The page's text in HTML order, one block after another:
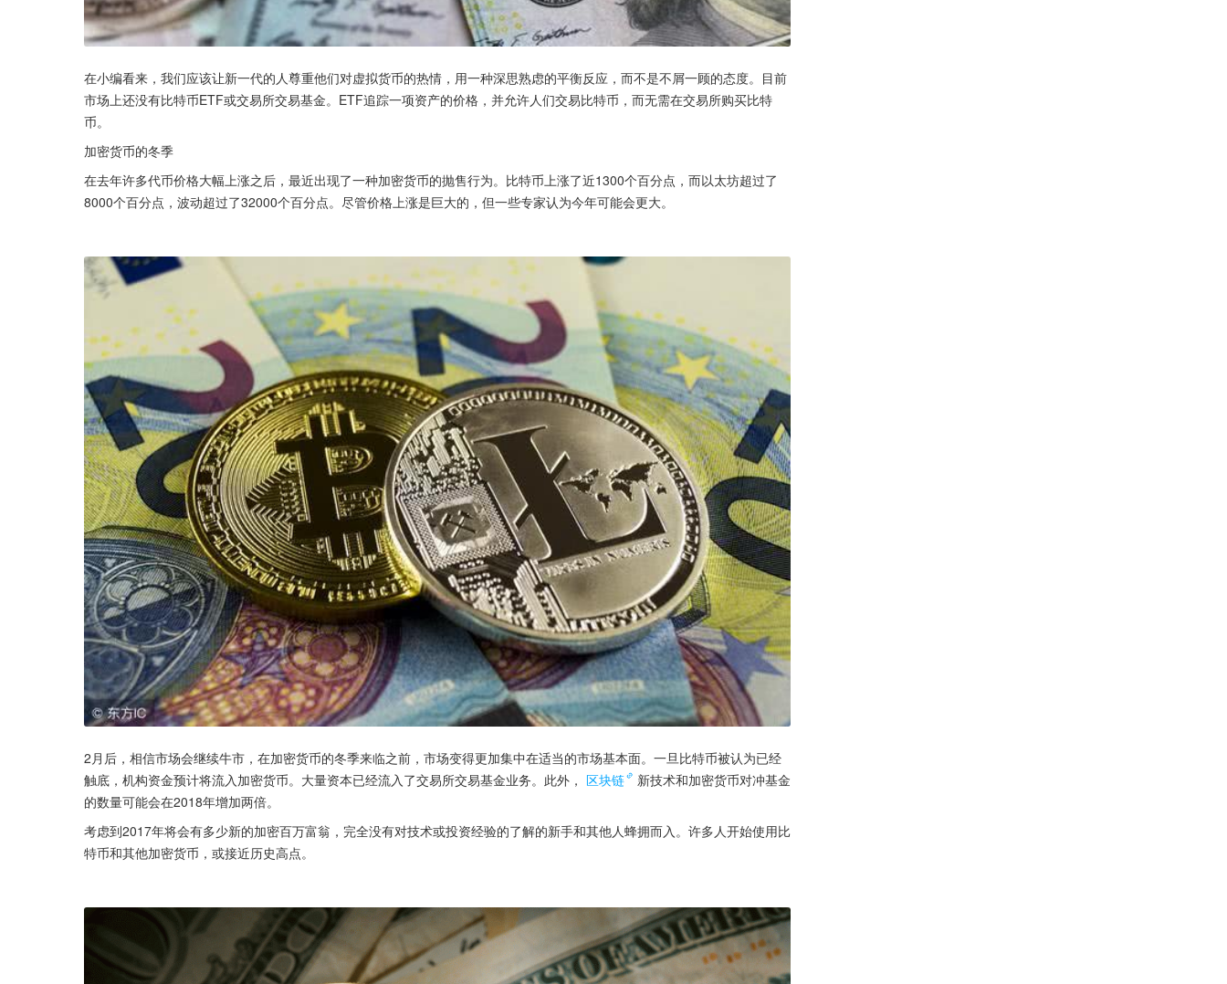
在小编看来，我们应该让新一代的人尊重他们对虚拟货币的热情，用一种深思熟虑的平衡反应，而不是不屑一顾的态度。目前
市场上还没有比特币ETF或交易所交易基金。ETF追踪一项资产的价格，并允许人们交易比特币，而无需在交易所购买比特
币。
加密货币的冬季
在去年许多代币价格大幅上涨之后，最近出现了一种加密货币的抛售行为。比特币上涨了近1300个百分点，而以太坊超过了
8000个百分点，波动超过了32000个百分点。尽管价格上涨是巨大的，但一些专家认为今年可能会更大。
2月后，相信市场会继续牛市，在加密货币的冬季来临之前，市场变得更加集中在适当的市场基本面。一旦比特币被认为已经
触底，机构资金预计将流入加密货币。大量资本已经流入了交易所交易基金业务。此外， 区块链
新技术和加密货币对冲基金
的数量可能会在2018年增加两倍。
考虑到2017年将会有多少新的加密百万富翁，完全没有对技术或投资经验的了解的新手和其他人蜂拥而入。许多人开始使用比
特币和其他加密货币，或接近历史高点。